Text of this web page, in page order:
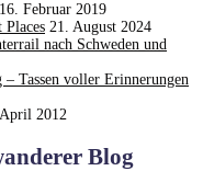
16. Februar 2019
21. August 2024
nach Schweden und
Tassen voller Erinnerungen
2012
Blog